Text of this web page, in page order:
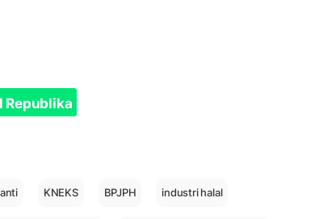
Republika
KNEKS BPJPH industri halal